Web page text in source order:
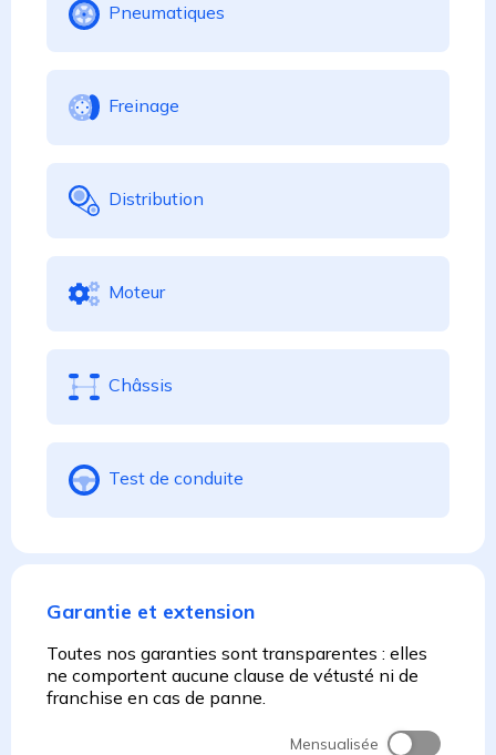
Pneumatiques
Freinage
Distribution
Moteur
Châssis
Test de conduite
Garantie et extension
Toutes nos garanties sont transparentes : elles
ne comportent aucune clause de vétusté ni de
franchise en cas de panne.
Mensualisée